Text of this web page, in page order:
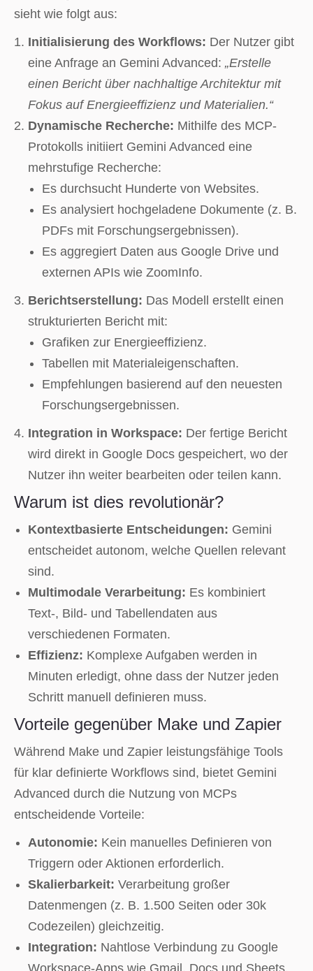
sieht wie folgt aus:
Initialisierung des Workflows: Der Nutzer gibt
eine Anfrage an Gemini Advanced: „Erstelle
einen Bericht über nachhaltige Architektur mit
Fokus auf Energieeffizienz und Materialien.“
Dynamische Recherche: Mithilfe des MCP-
Protokolls initiiert Gemini Advanced eine
mehrstufige Recherche:
Es durchsucht Hunderte von Websites.
Es analysiert hochgeladene Dokumente (z. B.
PDFs mit Forschungsergebnissen).
Es aggregiert Daten aus Google Drive und
externen APIs wie ZoomInfo.
Berichtserstellung: Das Modell erstellt einen
strukturierten Bericht mit:
Grafiken zur Energieeffizienz.
Tabellen mit Materialeigenschaften.
Empfehlungen basierend auf den neuesten
Forschungsergebnissen.
Integration in Workspace: Der fertige Bericht
wird direkt in Google Docs gespeichert, wo der
Nutzer ihn weiter bearbeiten oder teilen kann.
Warum ist dies revolutionär?
Kontextbasierte Entscheidungen: Gemini
entscheidet autonom, welche Quellen relevant
sind.
Multimodale Verarbeitung: Es kombiniert
Text-, Bild- und Tabellendaten aus
verschiedenen Formaten.
Effizienz: Komplexe Aufgaben werden in
Minuten erledigt, ohne dass der Nutzer jeden
Schritt manuell definieren muss.
Vorteile gegenüber Make und Zapier
Während Make und Zapier leistungsfähige Tools
für klar definierte Workflows sind, bietet Gemini
Advanced durch die Nutzung von MCPs
entscheidende Vorteile:
Autonomie: Kein manuelles Definieren von
Triggern oder Aktionen erforderlich.
Skalierbarkeit: Verarbeitung großer
Datenmengen (z. B. 1.500 Seiten oder 30k
Codezeilen) gleichzeitig.
Integration: Nahtlose Verbindung zu Google
Workspace-Apps wie Gmail, Docs und Sheets.